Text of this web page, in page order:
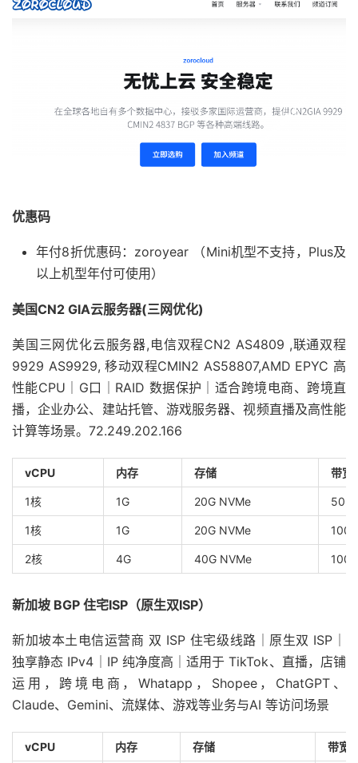
优惠码
年付8折优惠码：zoroyear （Mini机型不支持，Plus及
以上机型年付可使用）
美国CN2 GIA云服务器(三网优化)
美国三网优化云服务器,电信双程CN2 AS4809 ,联通双程
9929 AS9929, 移动双程CMIN2 AS58807,AMD EPYC 高
性能CPU｜G口｜RAID 数据保护｜适合跨境电商、跨境直
播，企业办公、建站托管、游戏服务器、视频直播及高性能
计算等场景。72.249.202.166
vCPU 内存 存储 带宽
1核 1G 20G NVMe
1核 1G 20G NVMe
2核 4G 40G NVMe
新加坡 BGP 住宅ISP（原生双ISP）
新加坡本土电信运营商 双 ISP 住宅级线路｜原生双 ISP｜
独享静态 IPv4｜IP 纯净度高｜适用于 TikTok、直播，店铺
运用，跨境电商，Whatapp，Shopee，ChatGPT、
Claude、Gemini、流媒体、游戏等业务与AI 等访问场景
vCPU 内存 存储 带宽